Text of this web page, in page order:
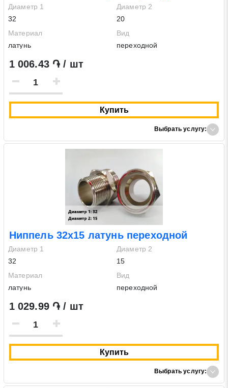
Диаметр 1
32
Диаметр 2
20
Материал
латунь
Вид
переходной
1 006.43 ֏ / шт
Купить
Выбрать услугу:
Ниппель 32х15 латунь переходной
Диаметр 1
32
Диаметр 2
15
Материал
латунь
Вид
переходной
1 029.99 ֏ / шт
Купить
Выбрать услугу: